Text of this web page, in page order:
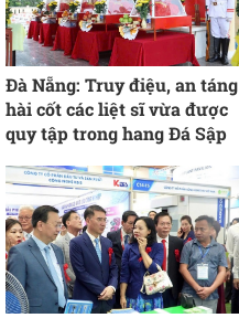
Đà Nẵng: Truy điệu, an táng
hài cốt các liệt sĩ vừa được
quy tập trong hang Đá Sập